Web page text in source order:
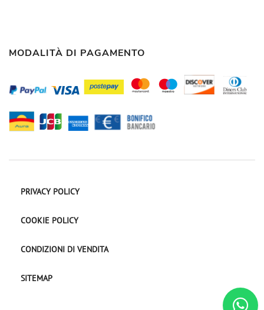
MODALITÀ DI PAGAMENTO
PRIVACY POLICY
COOKIE POLICY
CONDIZIONI DI VENDITA
SITEMAP